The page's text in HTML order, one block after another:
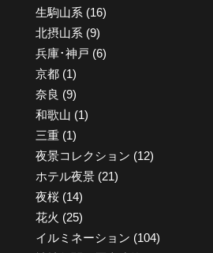
生駒山系 (16)
北摂山系 (9)
兵庫･神戸 (6)
京都 (1)
奈良 (9)
和歌山 (1)
三重 (1)
夜景コレクション (12)
ホテル夜景 (21)
夜桜 (14)
花火 (25)
イルミネーション (104)